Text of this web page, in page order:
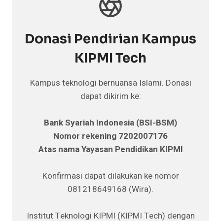
Donasi Pendirian Kampus
KIPMI Tech
Kampus teknologi bernuansa Islami. Donasi
dapat dikirim ke:
Bank Syariah Indonesia (BSI-BSM)
Nomor rekening 7202007176
Atas nama Yayasan Pendidikan KIPMI
Konfirmasi dapat dilakukan ke nomor
081218649168 (Wira).
Institut Teknologi KIPMI (KIPMI Tech) dengan